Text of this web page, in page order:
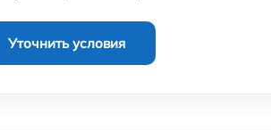
Уточнить условия